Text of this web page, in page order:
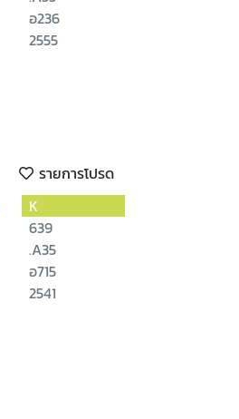
อ236
2555
รายการโปรด
K
639
.A35
อ715
2541